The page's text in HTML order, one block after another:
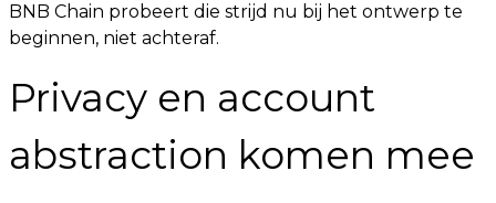
BNB Chain probeert die strijd nu bij het ontwerp te
beginnen, niet achteraf.
Privacy en account
abstraction komen mee